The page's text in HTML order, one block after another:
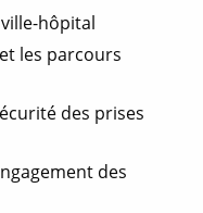
hôpital
les parcours
des prises
des